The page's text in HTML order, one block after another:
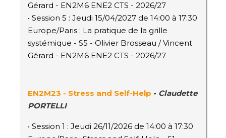
Gérard - EN2M6 ENE2 CTS - 2026/27
• Session 5 : Jeudi 15/04/2027 de 14:00 à 17:30
Europe/Paris : La pratique de la grille
systémique - S5 - Olivier Brosseau / Vincent
Gérard - EN2M6 ENE2 CTS - 2026/27
EN2M23 - Stress and Self-Help - Claudette
PORTELLI
• Session 1 : Jeudi 26/11/2026 de 14:00 à 17:30